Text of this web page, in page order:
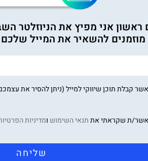
ראשון אני מפיץ את הניוזלטר
להשאיר את המייל שלכם
קבלת תוכן שיווקי למייל (ניתן להסיר את
ת שקראתי אתתנאי השימוש ומדיניות
שליחה